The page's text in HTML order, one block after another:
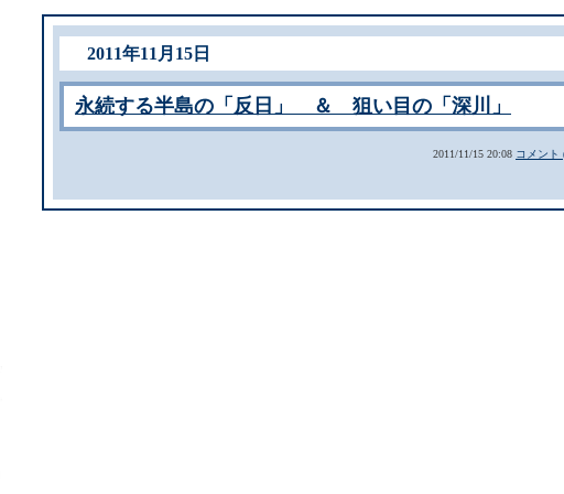
2011年11月15日
永続する半島の「反日」 ＆ 狙い目の「深川」
2011/11/15 20:08 コメント